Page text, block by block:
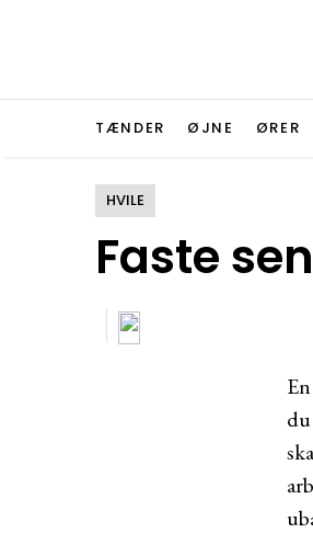
TÆNDER ØJNE ØRER
Faste
HVILE